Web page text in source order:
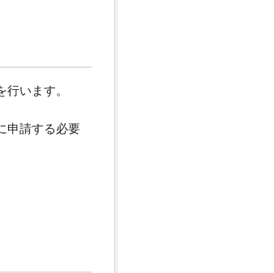
行います。
申請する必要